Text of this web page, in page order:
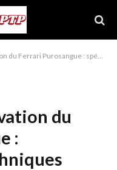
: spécifications techniques détaillées
du
: